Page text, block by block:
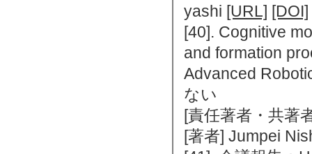
yashi [URL] [DOI]
[40]. Cognitive
and formation
Advanced
ない
[責任著者・共著
[著者] Jumpei